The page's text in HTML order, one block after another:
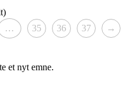
… 35 36 37 →
et nyt emne.